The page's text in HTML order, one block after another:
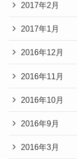
2017年2月
2017年1月
2016年12月
2016年11月
2016年10月
2016年9月
2016年3月